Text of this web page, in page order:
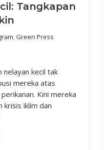
Tangkapan
,Green Press
nelayan kecil tak
mereka atas
Kini mereka
krisis iklim dan